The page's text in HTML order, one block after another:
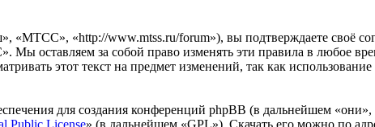
«http://www.mtss.ru/forum»), вы подтверждаете своё
оставляем за собой право изменять эти правила в любое
этот текст на предмет изменений, так как
для создания конференций phpBB (в дальнейшем